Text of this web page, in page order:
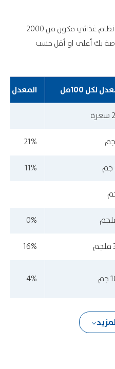
* نسبة الإحتياج اليومي مبني على نظام غذائي مكون من 2000
بك أعلى او أقل حسب
لكل 100مل
المعدل
21%
11%
0%
16%
4%